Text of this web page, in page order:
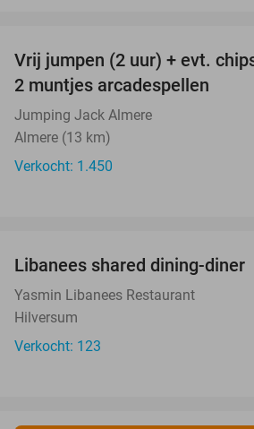
Vrij jumpen (2 uur) + evt.
2 muntjes arcadespellen
Jumping Jack Almere
Almere (13 km)
Verkocht: 1.450
Libanees shared dining-diner
Yasmin Libanees Restaurant
Hilversum
Verkocht: 123